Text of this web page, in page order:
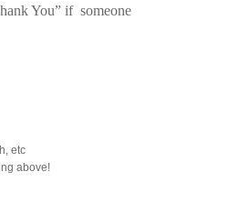
You” if someone
etc
above!